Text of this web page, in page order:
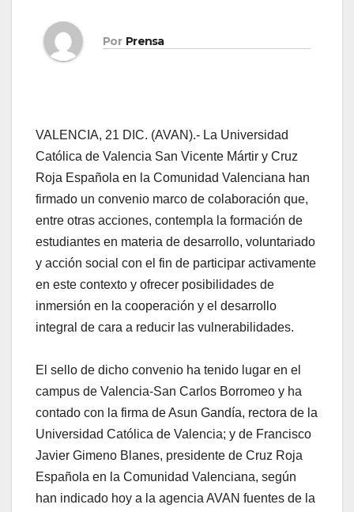
Por Prensa
VALENCIA, 21 DIC. (AVAN).- La Universidad
Católica de Valencia San Vicente Mártir y Cruz
Roja Española en la Comunidad Valenciana han
firmado un convenio marco de colaboración que,
entre otras acciones, contempla la formación de
estudiantes en materia de desarrollo, voluntariado
y acción social con el fin de participar activamente
en este contexto y ofrecer posibilidades de
inmersión en la cooperación y el desarrollo
integral de cara a reducir las vulnerabilidades.
El sello de dicho convenio ha tenido lugar en el
campus de Valencia-San Carlos Borromeo y ha
contado con la firma de Asun Gandía, rectora de la
Universidad Católica de Valencia; y de Francisco
Javier Gimeno Blanes, presidente de Cruz Roja
Española en la Comunidad Valenciana, según
han indicado hoy a la agencia AVAN fuentes de la